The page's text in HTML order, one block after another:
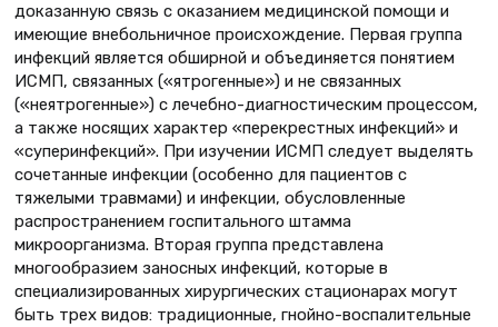
доказанную связь с оказанием медицинской помощи и
имеющие внебольничное происхождение. Первая группа
инфекций является обширной и объединяется понятием
ИСМП, связанных («ятрогенные») и не связанных
(«неятрогенные») с лечебно-диагностическим процессом,
а также носящих характер «перекрестных инфекций» и
«суперинфекций». При изучении ИСМП следует выделять
сочетанные инфекции (особенно для пациентов с
тяжелыми травмами) и инфекции, обусловленные
распространением госпитального штамма
микроорганизма. Вторая группа представлена
многообразием заносных инфекций, которые в
специализированных хирургических стационарах могут
быть трех видов: традиционные, гнойно-воспалительные